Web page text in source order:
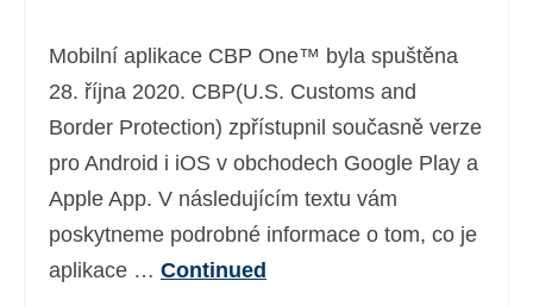
Mobilní aplikace CBP One™ byla spuštěna
28. října 2020. CBP(U.S. Customs and
Border Protection) zpřístupnil současně verze
pro Android i iOS v obchodech Google Play a
Apple App. V následujícím textu vám
poskytneme podrobné informace o tom, co je
aplikace … Continued